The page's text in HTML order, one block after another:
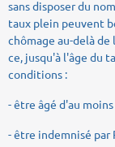
sans disposer du
taux plein peuvent
chômage au-delà
ce, jusqu'à l'âge du
conditions :
- être âgé d'au moins
- être indemnisé par